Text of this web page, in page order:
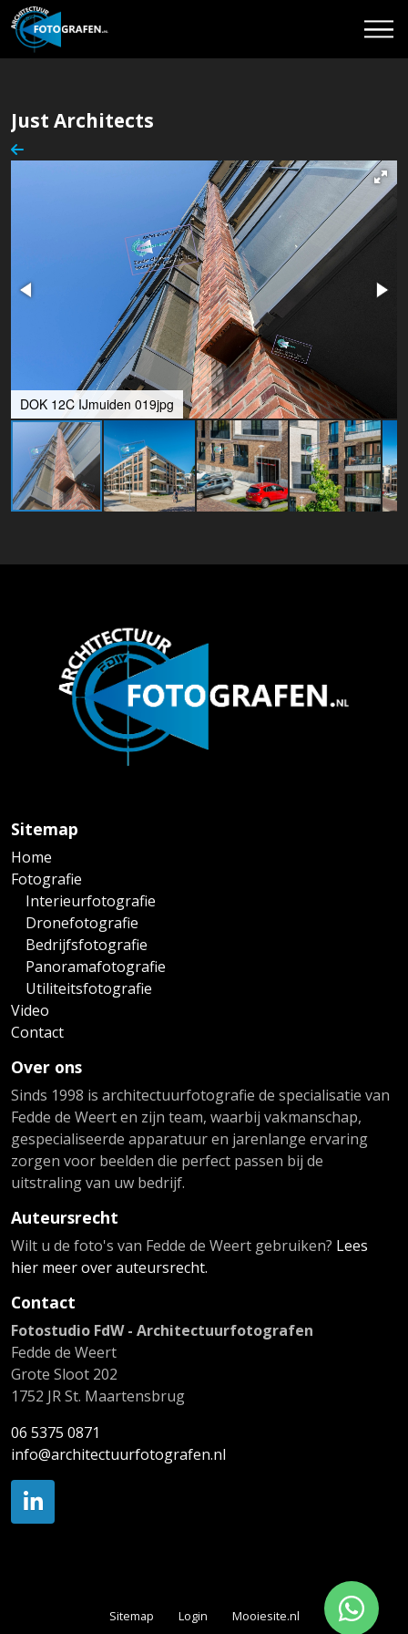
Just Architects
DOK 12C IJmuiden 019jpg
Sitemap
Home
Fotografie
Interieurfotografie
Dronefotografie
Bedrijfsfotografie
Panoramafotografie
Utiliteitsfotografie
Video
Contact
Over ons
Sinds 1998 is architectuurfotografie de specialisatie van
Fedde de Weert en zijn team, waarbij vakmanschap,
gespecialiseerde apparatuur en jarenlange ervaring
zorgen voor beelden die perfect passen bij de
uitstraling van uw bedrijf.
Auteursrecht
Wilt u de foto's van Fedde de Weert gebruiken? Lees
hier meer over auteursrecht.
Contact
Fotostudio FdW - Architectuurfotografen
Fedde de Weert
Grote Sloot 202
1752 JR St. Maartensbrug
06 5375 0871
info@architectuurfotografen.nl
Sitemap Login Mooiesite.nl